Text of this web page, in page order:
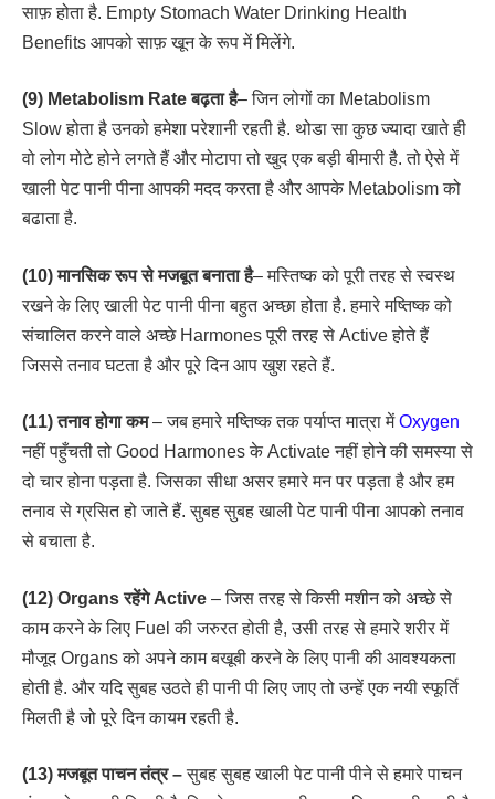
साफ़ होता है. Empty Stomach Water Drinking Health
Benefits आपको साफ़ खून के रूप में मिलेंगे.
(9) Metabolism Rate बढ़ता है– जिन लोगों का Metabolism
Slow होता है उनको हमेशा परेशानी रहती है. थोडा सा कुछ ज्यादा खाते ही
वो लोग मोटे होने लगते हैं और मोटापा तो खुद एक बड़ी बीमारी है. तो ऐसे में
खाली पेट पानी पीना आपकी मदद करता है और आपके Metabolism को
बढाता है.
(10) मानसिक रूप से मजबूत बनाता है– मस्तिष्क को पूरी तरह से स्वस्थ
रखने के लिए खाली पेट पानी पीना बहुत अच्छा होता है. हमारे मष्तिष्क को
संचालित करने वाले अच्छे Harmones पूरी तरह से Active होते हैं
जिससे तनाव घटता है और पूरे दिन आप खुश रहते हैं.
(11) तनाव होगा कम– जब हमारे मष्तिष्क तक पर्याप्त मात्रा मेंOxygen
नहीं पहुँचती तो Good Harmones के Activate नहीं होने की समस्या से
दो चार होना पड़ता है. जिसका सीधा असर हमारे मन पर पड़ता है और हम
तनाव से ग्रसित हो जाते हैं. सुबह सुबह खाली पेट पानी पीना आपको तनाव
से बचाता है.
(12) Organs रहेंगे Active – जिस तरह से किसी मशीन को अच्छे से
काम करने के लिए Fuel की जरुरत होती है, उसी तरह से हमारे शरीर में
मौजूद Organs को अपने काम बखूबी करने के लिए पानी की आवश्यकता
होती है. और यदि सुबह उठते ही पानी पी लिए जाए तो उन्हें एक नयी स्फूर्ति
मिलती है जो पूरे दिन कायम रहती है.
(13) मजबूत पाचन तंत्र –सुबह सुबह खाली पेट पानी पीने से हमारे पाचन